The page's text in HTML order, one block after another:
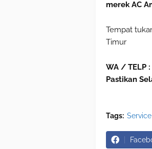
merek AC
Tempat
Timur
WA / TELP :
Pastikan
Tags: